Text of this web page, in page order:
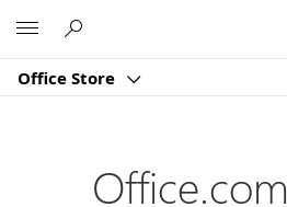
Office Store
Office.com